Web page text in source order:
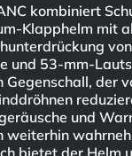
kombiniert
Klapphelm mit
und 53-mm-
Gegenschall, der
und
weiterhin
bietet der Helm